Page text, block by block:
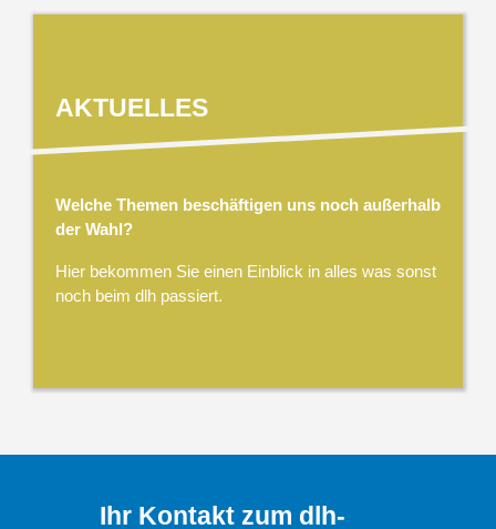
AKTUELLES
Welche Themen beschäftigen uns noch außerhalb
der Wahl?
Hier bekommen Sie einen Einblick in alles was sonst
noch beim dlh passiert.
Ihr Kontakt zum dlh-